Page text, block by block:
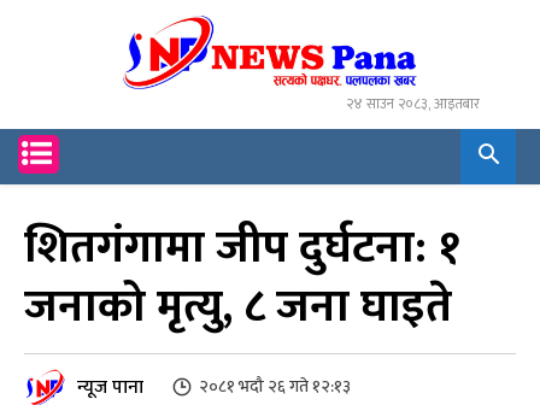
२४ साउन २०८३, आइतबार
शितगंगामा जीप दुर्घटना: १
जनाको मृत्यु, ८ जना घाइते
न्यूज पाना २०८१ भदौ २६ गते १२:१३